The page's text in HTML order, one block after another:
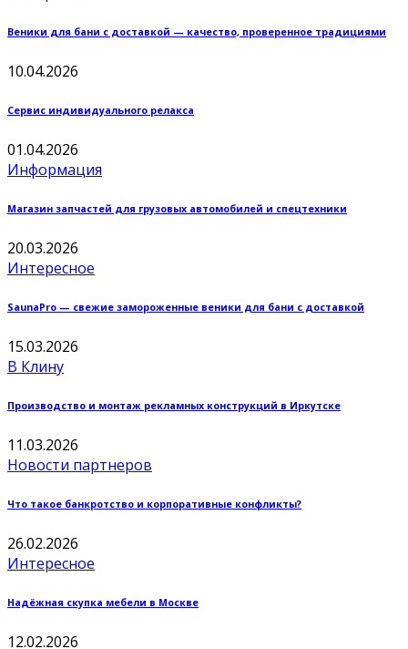
Веники для бани с доставкой — качество, проверенное традициями
10.04.2026
Сервис индивидуального релакса
01.04.2026
Информация
Магазин запчастей для грузовых автомобилей и спецтехники
20.03.2026
Интересное
SaunaPro — свежие замороженные веники для бани с доставкой
15.03.2026
В Клину
Производство и монтаж рекламных конструкций в Иркутске
11.03.2026
Новости партнеров
Что такое банкротство и корпоративные конфликты?
26.02.2026
Интересное
Надёжная скупка мебели в Москве
12.02.2026